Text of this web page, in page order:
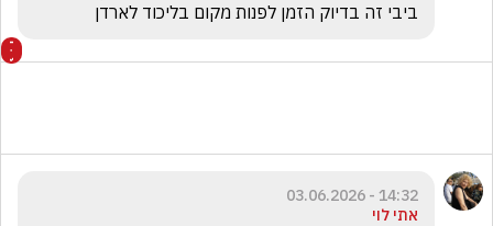
ביבי זה בדיוק הזמן לפנות מקום בליכוד לארדן
14:32 - 03.06.2026
אתי לוי